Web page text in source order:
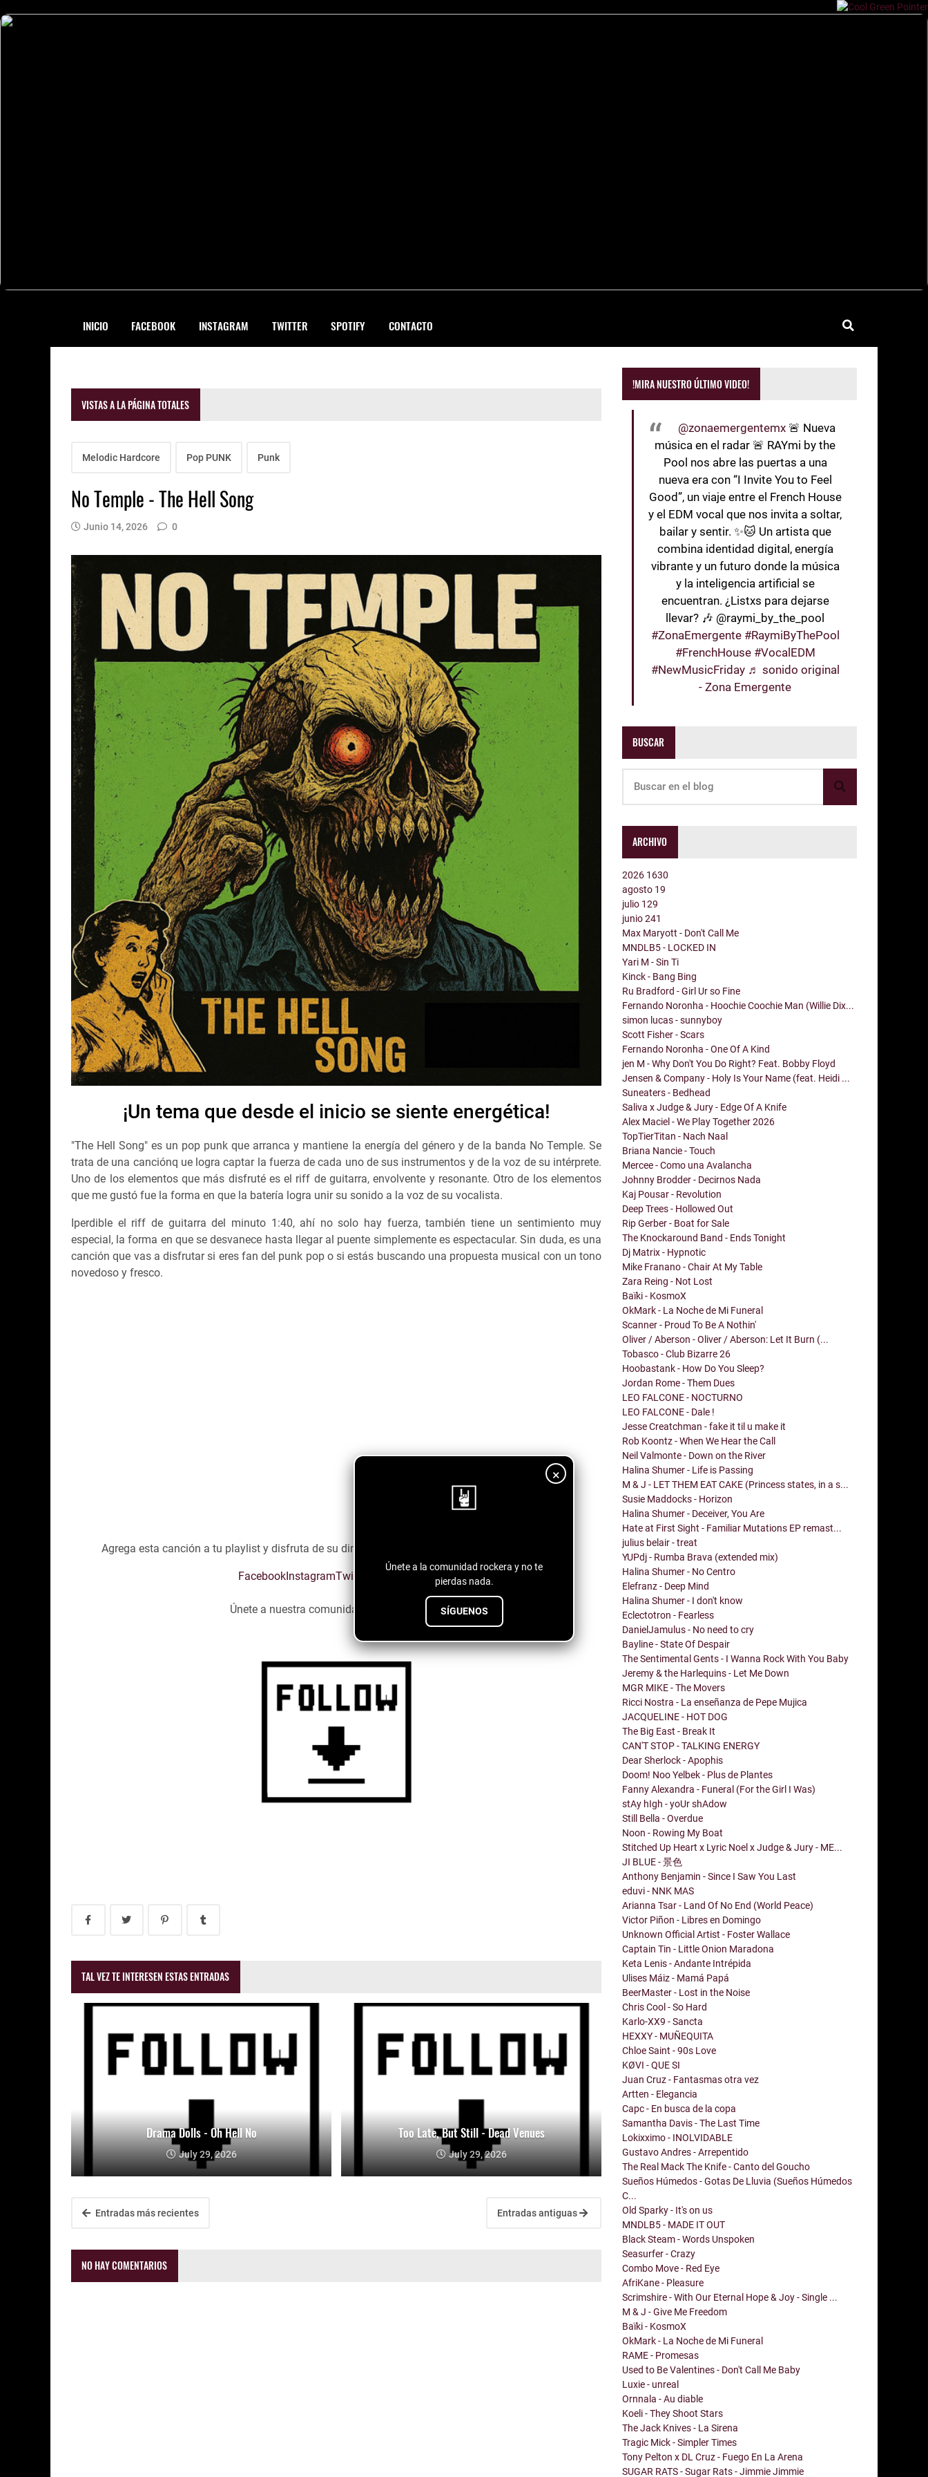
INICIO FACEBOOK INSTAGRAM TWITTER SPOTIFY CONTACTO
×
Únete a la comunidad rockera y no te
pierdas nada.
SÍGUENOS
VISTAS A LA PÁGINA TOTALES
Melodic Hardcore Pop PUNK Punk
No Temple - The Hell Song
Junio 14, 2026 0
¡Un tema que desde el inicio se siente energética!
"The Hell Song" es un pop punk que arranca y mantiene la energía del género y de la banda No Temple. Se
trata de una canciónq ue logra captar la fuerza de cada uno de sus instrumentos y de la voz de su intérprete.
Uno de los elementos que más disfruté es el riff de guitarra, envolvente y resonante. Otro de los elementos
que me gustó fue la forma en que la batería logra unir su sonido a la voz de su vocalista.
Iperdible el riff de guitarra del minuto 1:40, ahí no solo hay fuerza, también tiene un sentimiento muy
especial, la forma en que se desvanece hasta llegar al puente simplemente es espectacular. Sin duda, es una
canción que vas a disfrutar si eres fan del punk pop o si estás buscando una propuesta musical con un tono
novedoso y fresco.
Agrega esta canción a tu playlist y disfruta de su dinamismo y la energía de la que está cargada.
FacebookInstagramTwitter
Únete a nuestra comunidad emergente ↓↓↓↓
TAL VEZ TE INTERESEN ESTAS ENTRADAS
Drama Dolls - Oh Hell No
July 29, 2026
Too Late, But Still - Dead Venues
July 29, 2026
Entradas más recientes Entradas antiguas
NO HAY COMENTARIOS
!MIRA NUESTRO ÚLTIMO VIDEO!
@zonaemergentemx 🚨 Nueva
música en el radar 🚨 RAYmi by the
Pool nos abre las puertas a una
nueva era con “I Invite You to Feel
Good”, un viaje entre el French House
y el EDM vocal que nos invita a soltar,
bailar y sentir. ✨🐱 Un artista que
combina identidad digital, energía
vibrante y un futuro donde la música
y la inteligencia artificial se
encuentran. ¿Listxs para dejarse
llevar? 🎶 @raymi_by_the_pool
#ZonaEmergente #RaymiByThePool
#FrenchHouse #VocalEDM
#NewMusicFriday ♬ sonido original
- Zona Emergente
BUSCAR
ARCHIVO
2026 1630
agosto 19
julio 129
junio241
Max Maryott - Don't Call Me
MNDLB5 - LOCKED IN
Yari M - Sin Ti
Kinck - Bang Bing
Ru Bradford - Girl Ur so Fine
Fernando Noronha - Hoochie Coochie Man (Willie Dix...
simon lucas - sunnyboy
Scott Fisher - Scars
Fernando Noronha - One Of A Kind
jen M - Why Don't You Do Right? Feat. Bobby Floyd
Jensen & Company - Holy Is Your Name (feat. Heidi ...
Suneaters - Bedhead
Saliva x Judge & Jury - Edge Of A Knife
Alex Maciel - We Play Together 2026
TopTierTitan - Nach Naal
Briana Nancie - Touch
Mercee - Como una Avalancha
Johnny Brodder - Decirnos Nada
Kaj Pousar - Revolution
Deep Trees - Hollowed Out
Rip Gerber - Boat for Sale
The Knockaround Band - Ends Tonight
Dj Matrix - Hypnotic
Mike Franano - Chair At My Table
Zara Reing - Not Lost
Baïki - KosmoX
OkMark - La Noche de Mi Funeral
Scanner - Proud To Be A Nothin'
Oliver / Aberson - Oliver / Aberson: Let It Burn (...
Tobasco - Club Bizarre 26
Hoobastank - How Do You Sleep?
Jordan Rome - Them Dues
LEO FALCONE - NOCTURNO
LEO FALCONE - Dale !
Jesse Creatchman - fake it til u make it
Rob Koontz - When We Hear the Call
Neil Valmonte - Down on the River
Halina Shumer - Life is Passing
M & J - LET THEM EAT CAKE (Princess states, in a s...
Susie Maddocks - Horizon
Halina Shumer - Deceiver, You Are
Hate at First Sight - Familiar Mutations EP remast...
julius belair - treat
YUPdj - Rumba Brava (extended mix)
Halina Shumer - No Centro
Elefranz - Deep Mind
Halina Shumer - I don't know
Eclectotron - Fearless
DanielJamulus - No need to cry
Bayline - State Of Despair
The Sentimental Gents - I Wanna Rock With You Baby
Jeremy & the Harlequins - Let Me Down
MGR MIKE - The Movers
Ricci Nostra - La enseñanza de Pepe Mujica
JACQUELINE - HOT DOG
The Big East - Break It
CAN'T STOP - TALKING ENERGY
Dear Sherlock - Apophis
Doom! Noo Yelbek - Plus de Plantes
Fanny Alexandra - Funeral (For the Girl I Was)
stAy hIgh - yoUr shAdow
Still Bella - Overdue
Noon - Rowing My Boat
Stitched Up Heart x Lyric Noel x Judge & Jury - ME...
JI BLUE - 景色
Anthony Benjamin - Since I Saw You Last
eduvi - NNK MAS
Arianna Tsar - Land Of No End (World Peace)
Victor Piñon - Libres en Domingo
Unknown Official Artist - Foster Wallace
Captain Tin - Little Onion Maradona
Keta Lenis - Andante Intrépida
Ulises Máiz - Mamá Papá
BeerMaster - Lost in the Noise
Chris Cool - So Hard
Karlo-XX9 - Sancta
HEXXY - MUÑEQUITA
Chloe Saint - 90s Love
KØVI - QUE SI
Juan Cruz - Fantasmas otra vez
Artten - Elegancia
Capc - En busca de la copa
Samantha Davis - The Last Time
Lokixximo - INOLVIDABLE
Gustavo Andres - Arrepentido
The Real Mack The Knife - Canto del Goucho
Sueños Húmedos - Gotas De Lluvia (Sueños Húmedos
C...
Old Sparky - It's on us
MNDLB5 - MADE IT OUT
Black Steam - Words Unspoken
Seasurfer - Crazy
Combo Move - Red Eye
AfriKane - Pleasure
Scrimshire - With Our Eternal Hope & Joy - Single ...
M & J - Give Me Freedom
Baïki - KosmoX
OkMark - La Noche de Mi Funeral
RAME - Promesas
Used to Be Valentines - Don't Call Me Baby
Luxie - unreal
Ornnala - Au diable
Koeli - They Shoot Stars
The Jack Knives - La Sirena
Tragic Mick - Simpler Times
Tony Pelton x DL Cruz - Fuego En La Arena
SUGAR RATS - Sugar Rats - Jimmie Jimmie